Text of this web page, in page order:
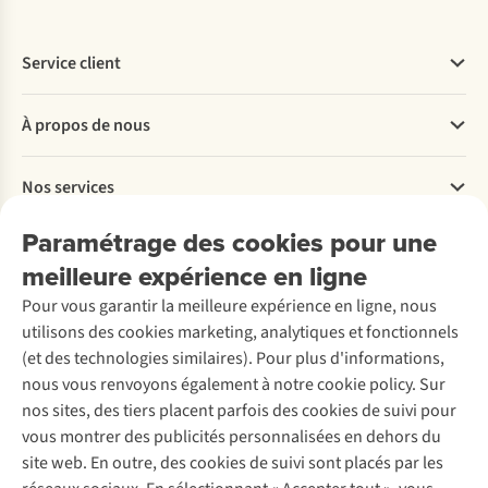
Paramétrage des cookies pour une
meilleure expérience en ligne
Pour vous garantir la meilleure expérience en ligne, nous
utilisons des cookies marketing, analytiques et fonctionnels
(et des technologies similaires). Pour plus d'informations,
nous vous renvoyons également à notre cookie policy. Sur
nos sites, des tiers placent parfois des cookies de suivi pour
vous montrer des publicités personnalisées en dehors du
site web. En outre, des cookies de suivi sont placés par les
Service client
Commander
Payer
Livraison
Rétractation d'une commande
Entretien & réparations
Garantie
Contactez-nous
À propos de nous
Explore More
À propos d’Ayacucho
Nos magasins
À propos d’A.S.Adventure
Déclaration d'accessibilité
Nos services
Location / Location sports d’hiver
Entretien de ski
Service de lavage
Entretien de chaussures
Réparation de chaussures
Réparation de vêtements
Retouches
Pour les entreprises
Découvrez
A.S.Magazine
Explore Camp
Gear Check
Expertise & conseils
Abonnez-vous à la newsletter
Suivez-nous